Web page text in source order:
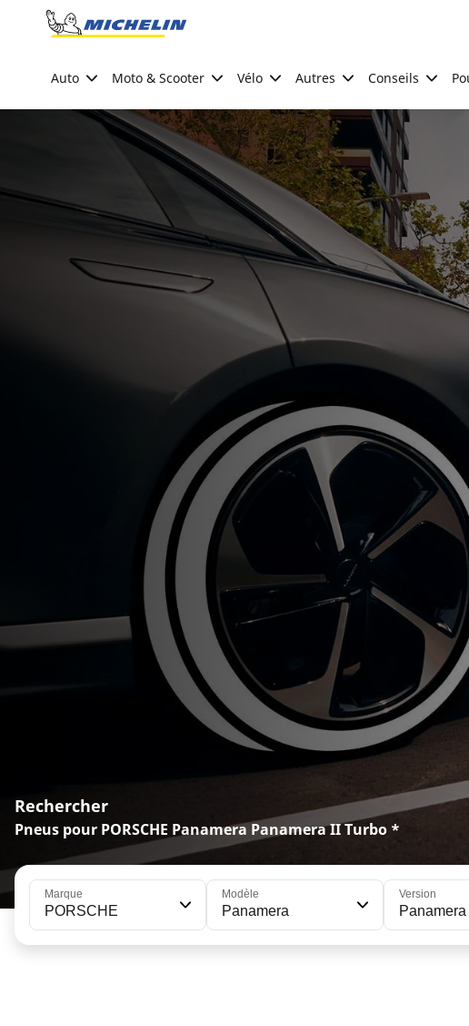
Go to page content
Auto Moto & Scooter Vélo Autres Conseils
Rechercher
Pneus pour PORSCHE Panamera Panamera II Turbo *
Marque
PORSCHE
Modèle
Panamera
Version